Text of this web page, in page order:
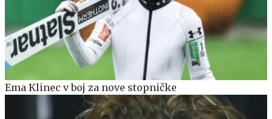
Ema Klinec v boj za nove stopničke